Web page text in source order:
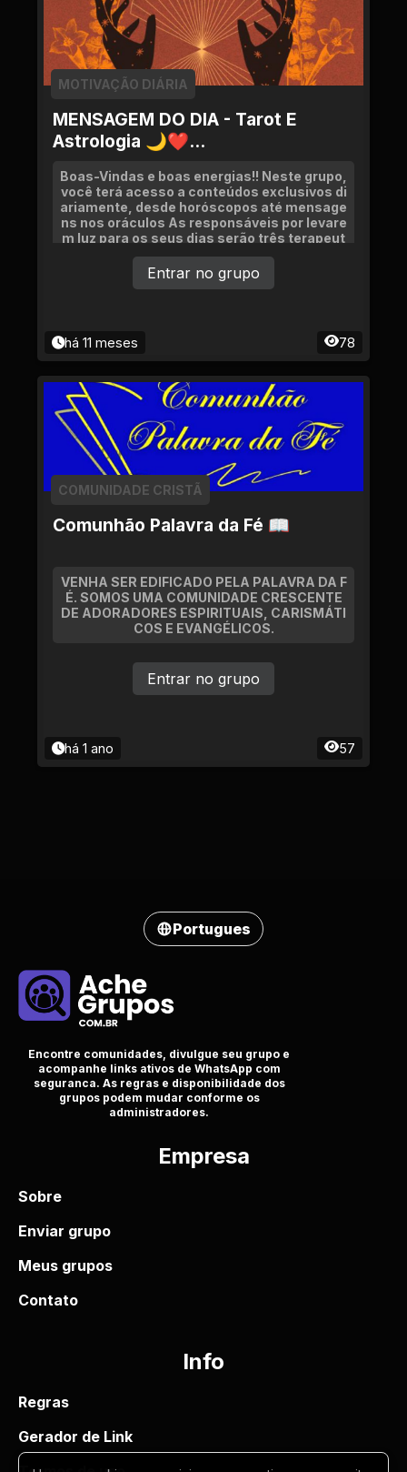
MENSAGEM DO DIA - Tarot E
Astrologia 🌙❤...
MOTIVAÇÃO DIÁRIA
Boas-Vindas e boas energias!! Neste grupo,
você terá acesso a conteúdos exclusivos di
ariamente, desde horóscopos até mensage
ns nos oráculos As responsáveis por levare
m luz para os seus dias serão três terapeut
as holísticas maravilhosas
há 11 meses 78
Entrar no grupo
Comunhão Palavra da Fé 📖
COMUNIDADE CRISTÃ
VENHA SER EDIFICADO PELA PALAVRA DA F
É. SOMOS UMA COMUNIDADE CRESCENTE
DE ADORADORES ESPIRITUAIS, CARISMÁTI
COS E EVANGÉLICOS.
há 1 ano 57
Entrar no grupo
Portugues
Encontre comunidades, divulgue seu grupo e
acompanhe links ativos de WhatsApp com
seguranca. As regras e disponibilidade dos
grupos podem mudar conforme os
administradores.
Empresa
Sobre
Enviar grupo
Meus grupos
Contato
Info
Regras
Gerador de Link